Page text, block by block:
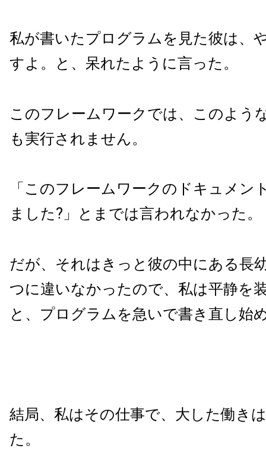
私が書いたプログラムを見た彼は、
すよ。と、呆れたように言った。
このフレームワークでは、このよう
も実行されません。
「このフレームワークのドキュメン
ました?」とまでは言われなかった。
だが、それはきっと彼の中にある長
つに違いなかったので、私は平静を
と、プログラムを急いで書き直し始
結局、私はその仕事で、大した働き
た。